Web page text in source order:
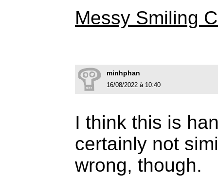
Messy Smiling
minhphan
16/08/2022 à 10:40
I think this is
certainly not
wrong, though.